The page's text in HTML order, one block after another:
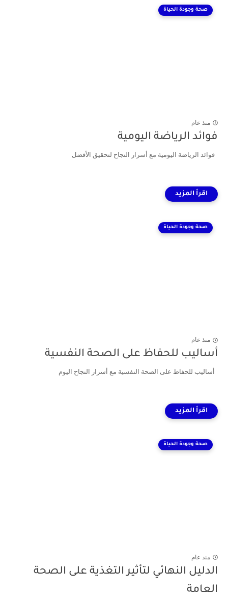
صحة وجودة الحياة
منذ عام
فوائد الرياضة اليومية
فوائد الرياضة اليومية مع أسرار النجاح لتحقيق الأفضل
صحة وجودة الحياة
منذ عام
أساليب للحفاظ على الصحة النفسية
أساليب للحفاظ على الصحة النفسية مع أسرار النجاح اليوم
صحة وجودة الحياة
منذ عام
الدليل النهائي لتأثير التغذية على الصحة
العامة